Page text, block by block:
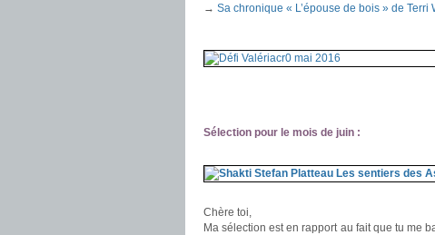
→ Sa chronique « L’épouse de bois » de Terri
Sélection pour le mois de juin :
Chère toi,
Ma sélection est en rapport au fait que tu me